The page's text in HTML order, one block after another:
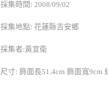
採集時間: 2008/09/02
採集地點: 花蓮縣吉安鄉
採集者:黃宣衛
尺寸: 飾面長51.4cm 飾面寬9cm